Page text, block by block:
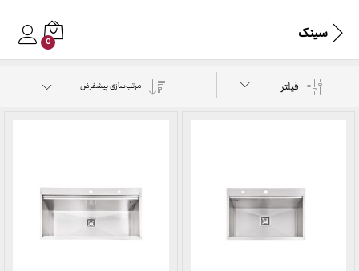
سینک 0
فیلتر مرتب‌سازی پیشفرض